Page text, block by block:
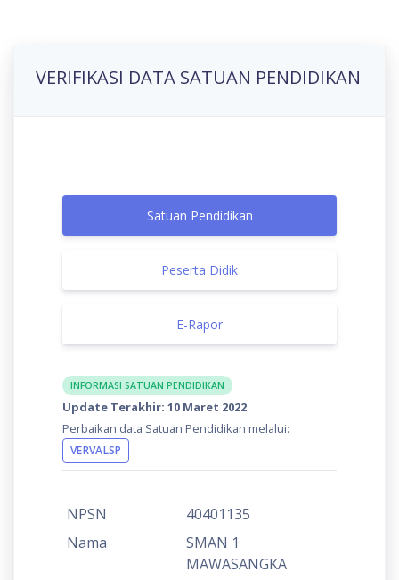
VERIFIKASI DATA SATUAN PENDIDIKAN
Satuan Pendidikan
Peserta Didik
E-Rapor
INFORMASI SATUAN PENDIDIKAN
Update Terakhir: 10 Maret 2022
Perbaikan data Satuan Pendidikan melalui:
VERVALSP
NPSN
40401135
Nama
SMAN 1
MAWASANGKA